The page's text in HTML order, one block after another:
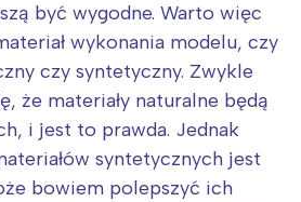
być wygodne. Warto więc
wykonania modelu, czy
czy syntetyczny. Zwykle
że materiały naturalne będą
i jest to prawda. Jednak
syntetycznych jest
bowiem polepszyć ich